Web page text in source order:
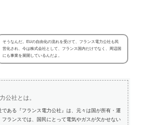
そうなんだ。EUの自由化の流れを受けて、フランス電力公社も民
営化され、今は株式会社として、フランス国内だけでなく、周辺国
にも事業を展開しているんだよ。
公社とは。
である『フランス電力公社』は、元々は国が所有・運
フランスでは、国民にとって電気やガスが欠かせない